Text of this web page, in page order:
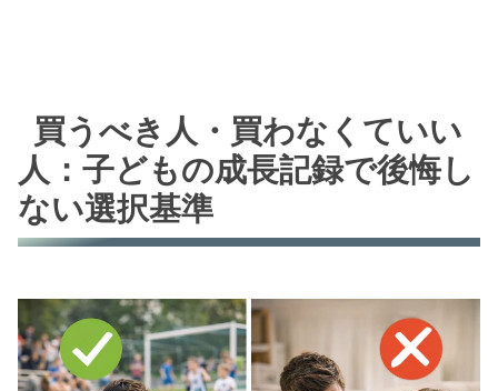
買うべき人・買わなくていい
人：子どもの成長記録で後悔し
ない選択基準